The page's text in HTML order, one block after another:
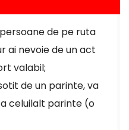
de pe ruta
ai nevoie de un act
valabil;
de un parinte, va
celuilalt parinte (o